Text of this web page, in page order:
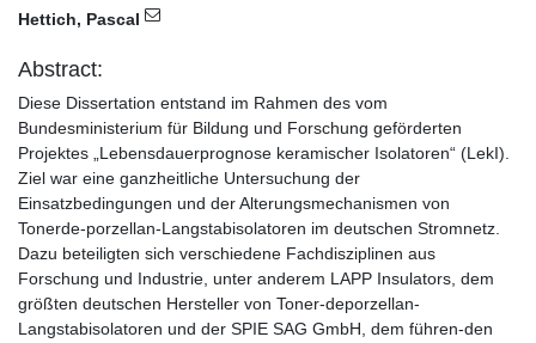
Hettich, Pascal
Abstract:
Diese Dissertation entstand im Rahmen des vom
Bundesministerium für Bildung und Forschung geförderten
Projektes „Lebensdauerprognose keramischer Isolatoren“ (LekI).
Ziel war eine ganzheitliche Untersuchung der
Einsatzbedingungen und der Alterungsmechanismen von
Tonerde-porzellan-Langstabisolatoren im deutschen Stromnetz.
Dazu beteiligten sich verschiedene Fachdisziplinen aus
Forschung und Industrie, unter anderem LAPP Insulators, dem
größten deutschen Hersteller von Toner-deporzellan-
Langstabisolatoren und der SPIE SAG GmbH, dem führen-den